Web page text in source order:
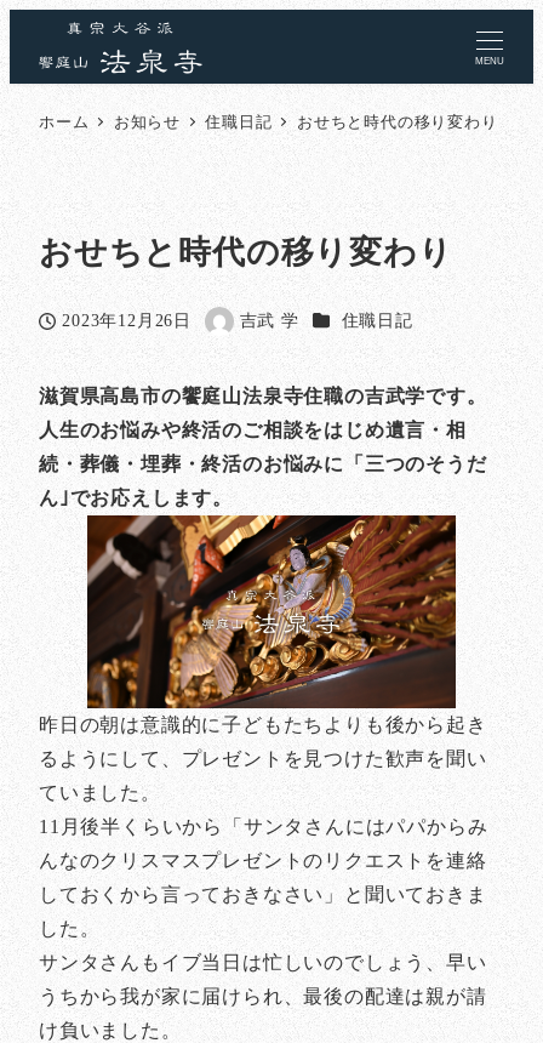
MENU
ホーム お知らせ 住職日記 おせちと時代の移り変わり
おせちと時代の移り変わり
投稿日
2023年12月26日
著
者
吉武 学 カテゴリー
住職日記
滋賀県高島市の饗庭山法泉寺住職の吉武学です。
人生のお悩みや終活のご相談をはじめ遺言・相
続・葬儀・埋葬・終活のお悩みに「三つのそうだ
ん｣でお応えします。
昨日の朝は意識的に子どもたちよりも後から起き
るようにして、プレゼントを見つけた歓声を聞い
ていました。
11月後半くらいから「サンタさんにはパパからみ
んなのクリスマスプレゼントのリクエストを連絡
しておくから言っておきなさい」と聞いておきま
した。
サンタさんもイブ当日は忙しいのでしょう、早い
うちから我が家に届けられ、最後の配達は親が請
け負いました。